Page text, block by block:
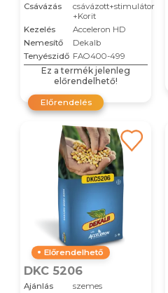
Csávázás
csávázott+stimulátor
+Korit
Kezelés
Acceleron HD
Nemesítő
Dekalb
Tenyészidő FAO400-499
Ez a termék jelenleg
előrendelhető!
Előrendelés
Előrendelhető
DKC 5206
Ajánlás
szemes